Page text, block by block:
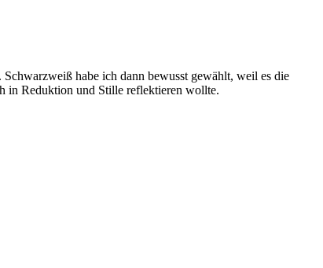
habe ich dann bewusst gewählt, weil es die
in Reduktion und Stille reflektieren wollte.